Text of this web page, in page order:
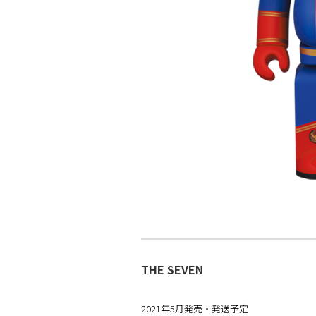
THE SEVEN
2021年5月発売・発送予定